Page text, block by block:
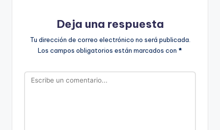
Deja una respuesta
Tu dirección de correo electrónico no será publicada.
Los campos obligatorios están marcados con *